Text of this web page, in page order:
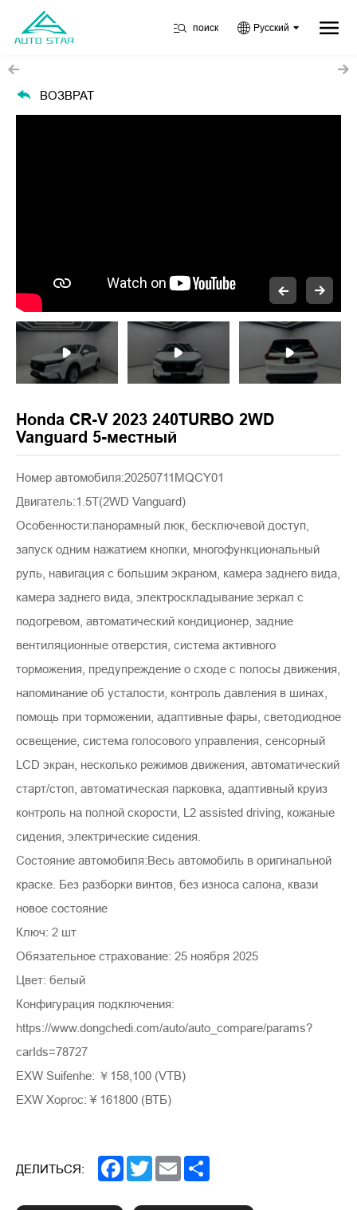
поиск Русский
ВОЗВРАТ
Honda CR-V 2023 240TURBO 2WD
Vanguard 5-местный
Номер автомобиля:20250711MQCY01
Двигатель:1.5T(2WD Vanguard)
Особенности:панорамный люк, бесключевой доступ,
запуск одним нажатием кнопки, многофункциональный
руль, навигация с большим экраном, камера заднего вида,
камера заднего вида, электроскладывание зеркал с
подогревом, автоматический кондиционер, задние
вентиляционные отверстия, система активного
торможения, предупреждение о сходе с полосы движения,
напоминание об усталости, контроль давления в шинах,
помощь при торможении, адаптивные фары, светодиодное
освещение, система голосового управления, сенсорный
LCD экран, несколько режимов движения, автоматический
старт/стоп, автоматическая парковка, адаптивный круиз
контроль на полной скорости, L2 assisted driving, кожаные
сидения, электрические сидения.
Состояние автомобиля:Весь автомобиль в оригинальной
краске. Без разборки винтов, без износа салона, квази
новое состояние
Ключ: 2 шт
Обязательное страхование: 25 ноября 2025
Цвет: белый
Конфигурация подключения:
https://www.dongchedi.com/auto/auto_compare/params?
carIds=78727
EXW Suifenhe: ￥158,100 (VTB)
EXW Хоргос: ¥ 161800 (ВТБ)
ДЕЛИТЬСЯ: Facebook
TwitterEmail